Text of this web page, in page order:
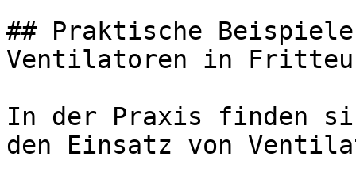
## Praktische
Ventilatoren in
In der Praxis finden
den Einsatz von